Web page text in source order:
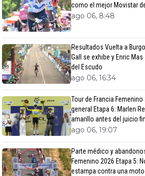
como el mejor Movistar
ago 06, 8:48
Resultados Vuelta a
Gall se exhibe y Enric
del Escudo
ago 06, 16:34
Tour de Francia
general Etapa 6: Marlen
amarillo antes del juicio
ago 06, 19:07
Parte médico y
Femenino 2026 Etapa 5:
estampa contra una moto